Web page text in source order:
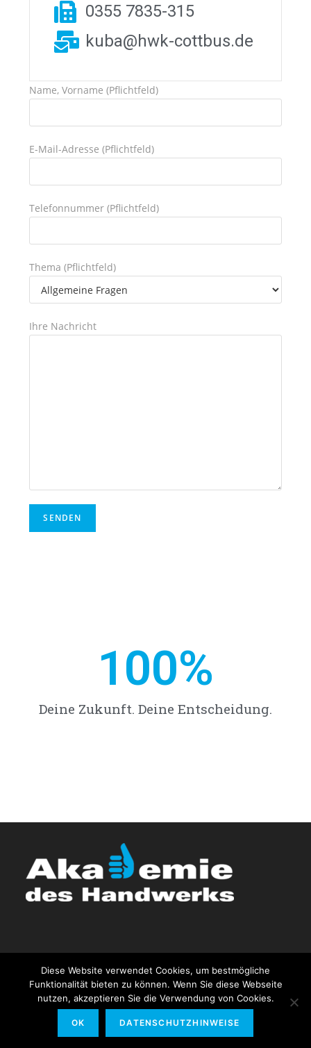
0355 7835-315
kuba@hwk-cottbus.de
Name, Vorname (Pflichtfeld)
E-Mail-Adresse (Pflichtfeld)
Telefonnummer (Pflichtfeld)
Thema (Pflichtfeld)
Ihre Nachricht
100%
Deine Zukunft. Deine Entscheidung.
Impressum & Datenschutz Allgemeine Geschäftsbedingungen (AGB)
Diese Website verwendet Cookies, um bestmögliche
Funktionalität bieten zu können. Wenn Sie diese Webseite
nutzen, akzeptieren Sie die Verwendung von Cookies.
OK DATENSCHUTZHINWEISE